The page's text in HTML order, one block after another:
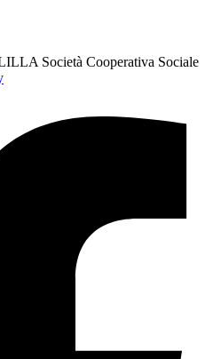
Società Cooperativa Sociale